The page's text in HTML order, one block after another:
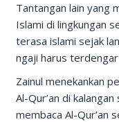
Tantangan lain yang
Islami di lingkungan
terasa islami sejak
ngaji harus
Zainul menekankan
Al-Qur’an di
membaca Al-Qur’an